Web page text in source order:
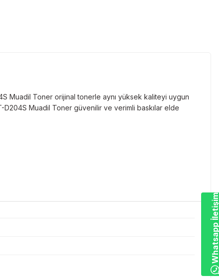
Muadil Toner orijinal tonerle aynı yüksek kaliteyi uygun
D204S Muadil Toner güvenilir ve verimli baskılar elde